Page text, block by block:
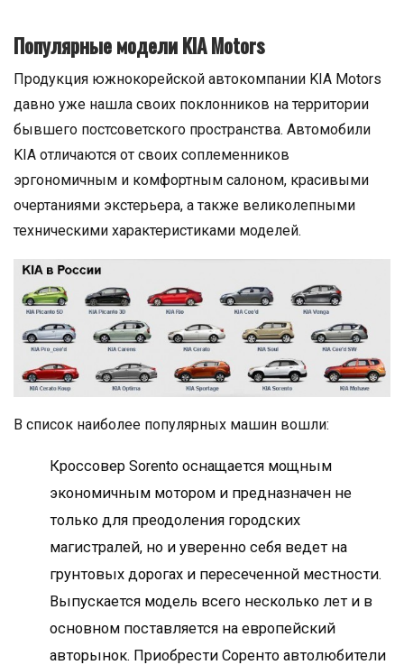
Популярные модели KIA Motors
Продукция южнокорейской автокомпании KIA Motors
давно уже нашла своих поклонников на территории
бывшего постсоветского пространства. Автомобили
KIA отличаются от своих соплеменников
эргономичным и комфортным салоном, красивыми
очертаниями экстерьера, а также великолепными
техническими характеристиками моделей.
В список наиболее популярных машин вошли:
Кроссовер Sorento оснащается мощным
экономичным мотором и предназначен не
только для преодоления городских
магистралей, но и уверенно себя ведет на
грунтовых дорогах и пересеченной местности.
Выпускается модель всего несколько лет и в
основном поставляется на европейский
авторынок. Приобрести Соренто автолюбители